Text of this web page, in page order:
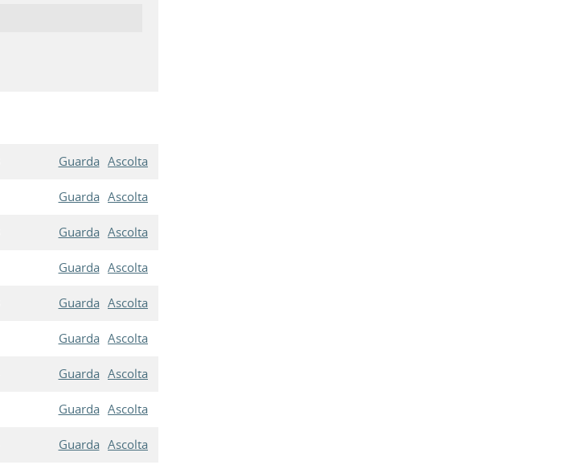
Guarda Ascolta
Guarda Ascolta
Guarda Ascolta
Guarda Ascolta
Guarda Ascolta
Guarda Ascolta
Guarda Ascolta
Guarda Ascolta
Guarda Ascolta